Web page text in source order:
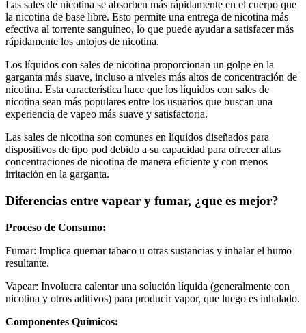
Las sales de nicotina se absorben más rápidamente en el cuerpo que
la nicotina de base libre. Esto permite una entrega de nicotina más
efectiva al torrente sanguíneo, lo que puede ayudar a satisfacer más
rápidamente los antojos de nicotina.
Los líquidos con sales de nicotina proporcionan un golpe en la
garganta más suave, incluso a niveles más altos de concentración de
nicotina. Esta característica hace que los líquidos con sales de
nicotina sean más populares entre los usuarios que buscan una
experiencia de vapeo más suave y satisfactoria.
Las sales de nicotina son comunes en líquidos diseñados para
dispositivos de tipo pod debido a su capacidad para ofrecer altas
concentraciones de nicotina de manera eficiente y con menos
irritación en la garganta.
Diferencias entre vapear y fumar, ¿que es mejor?
Proceso de Consumo:
Fumar: Implica quemar tabaco u otras sustancias y inhalar el humo
resultante.
Vapear: Involucra calentar una solución líquida (generalmente con
nicotina y otros aditivos) para producir vapor, que luego es inhalado.
Componentes Químicos: